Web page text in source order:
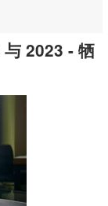
2023 - 牺